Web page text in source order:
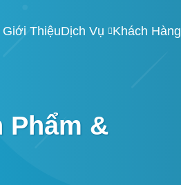
Giới ThiệuDịch Vụ Khách Hàng
Phẩm &